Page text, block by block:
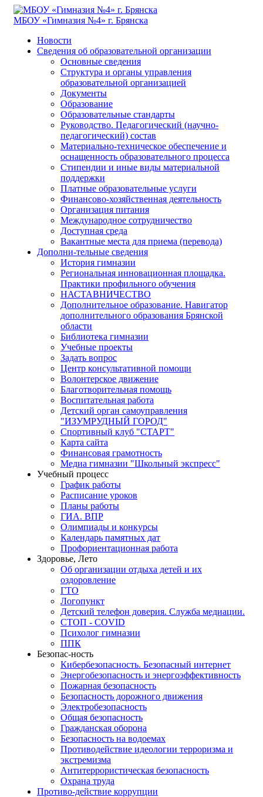
МБОУ «Гимназия №4» г. Брянска
Новости
Сведения об образовательной организации
Основные сведения
Структура и органы управления
образовательной организацией
Документы
Образование
Образовательные стандарты
Руководство. Педагогический (научно-
педагогический) состав
Материально-техническое обеспечение и
оснащенность образовательного процесса
Стипендии и иные виды материальной
поддержки
Платные образовательные услуги
Финансово-хозяйственная деятельность
Организация питания
Международное сотрудничество
Доступная среда
Вакантные места для приема (перевода)
Дополни-тельные сведения
История гимназии
Региональная инновационная площадка.
Практики профильного обучения
НАСТАВНИЧЕСТВО
Дополнительное образование. Навигатор
дополнительного образования Брянской
области
Библиотека гимназии
Учебные проекты
Задать вопрос
Центр консультативной помощи
Волонтерское движение
Благотворительная помощь
Воспитательная работа
Детский орган самоуправления
"ИЗУМРУДНЫЙ ГОРОД"
Спортивный клуб "СТАРТ"
Карта сайта
Финансовая грамотность
Медиа гимназии "Школьный экспресс"
Учебный процесс
График работы
Расписание уроков
Планы работы
ГИА. ВПР
Олимпиады и конкурсы
Календарь памятных дат
Профориентационная работа
Здоровье, Лето
Об организации отдыха детей и их
оздоровление
ГТО
Логопункт
Детский телефон доверия. Служба медиации.
СТОП - COVID
Психолог гимназии
ППК
Безопас-ность
Кибербезопасность. Безопасный интернет
Энергобезопасность и энергоэффективность
Пожарная безопасность
Безопасность дорожного движения
Электробезопасность
Общая безопасность
Гражданская оборона
Безопасность на водоемах
Противодействие идеологии терроризма и
экстремизма
Антитеррористическая безопасность
Охрана труда
Противо-действие коррупции